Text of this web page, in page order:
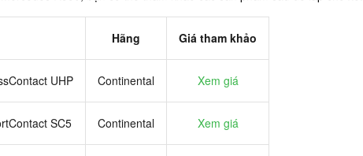
Hãng Giá tham khảo
UHP Continental Xem giá
SC5 Continental Xem giá